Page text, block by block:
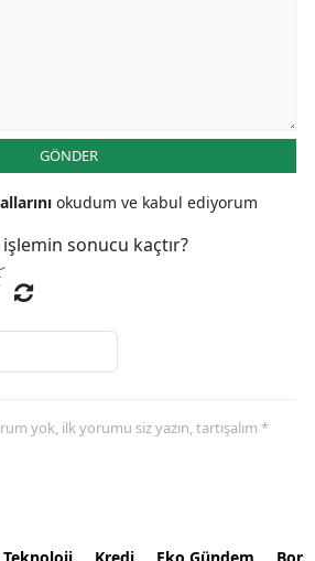
GÖNDER
okudum ve kabul ediyorum
sonucu kaçtır?
yok, ilk yorumu siz yazın, tartışalım *